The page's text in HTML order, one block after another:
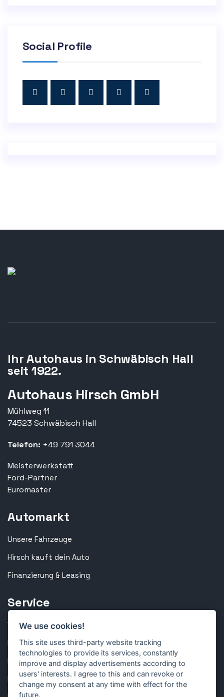
Social Profile
Ihr Autohaus in Schwäbisch Hall
seit 1922.
Autohaus Hirsch GmbH
Mühlweg 11
74523 Schwäbisch Hall
Telefon: +49 791 3044
Meisterwerkstatt
Ford-Partner
Euromaster
Automarkt
Unsere Fahrzeuge
Hirsch kauft dein Auto
Finanzierung & Leasing
Service
Werkstatt & Inspektion
Reparatur & Technik
Karosserie & Lackierung
Reifen & Räder
We use cookies!
This site uses third-party website tracking
technologies to provide its services, constantly
improve and display advertisements according to
users' interests. I agree to this and can revoke or
change my consent at any time with effect for the
future.